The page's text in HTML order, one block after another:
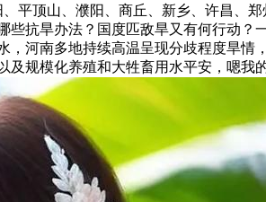
平顶山、濮阳、商丘、新乡、许昌、
抗旱办法？国度匹敌旱又有何行动
河南多地持续高温呈现分歧程度旱
规模化养殖和大牲畜用水平安，嗯我